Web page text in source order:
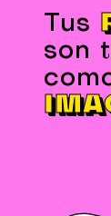
Tus
son